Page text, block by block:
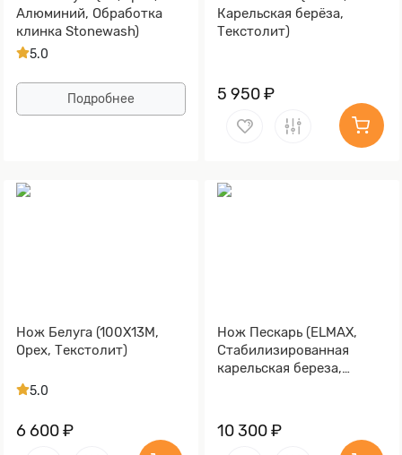
Алюминий, Обработка
клинка Stonewash)
5.0
Подробнее
Карельская берёза,
Текстолит)
5 950 ₽
Нож Белуга (100Х13М,
Орех, Текстолит)
5.0
6 600 ₽
Нож Пескарь (ELMAX,
Стабилизированная
карельская береза,
10 300 ₽